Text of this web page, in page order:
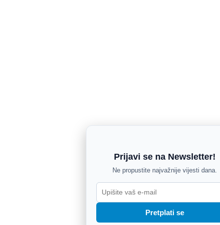
Prijavi se na Newsletter!
Ne propustite najvažnije vijesti dana.
Pretplati se